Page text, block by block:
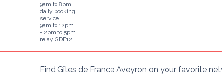
9am to 8pm
daily booking
service
9am to 12pm
- 2pm to 5pm
relay GDF12
Find Gîtes de France Aveyron on your favorite